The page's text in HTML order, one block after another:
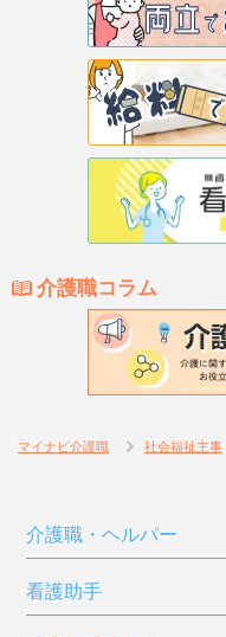
介護職コラム
マイナビ介護職 社会福祉主事
介護職・ヘルパー
看護助手